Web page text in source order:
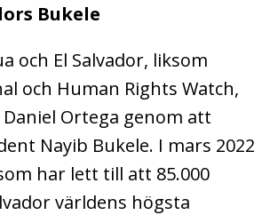
Bukele
och El Salvador, liksom
och Human Rights Watch,
Ortega genom att
Nayib Bukele. I mars 2022
har lett till att 85.000
världens högsta